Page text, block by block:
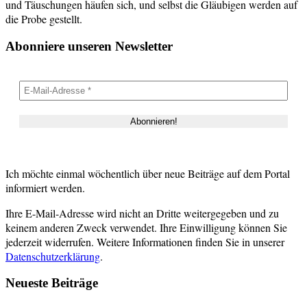
und Täuschungen häufen sich, und selbst die Gläubigen werden auf
die Probe gestellt.
Abonniere unseren Newsletter
Ich möchte einmal wöchentlich über neue Beiträge auf dem Portal
informiert werden.
Ihre E-Mail-Adresse wird nicht an Dritte weitergegeben und zu
keinem anderen Zweck verwendet. Ihre Einwilligung können Sie
jederzeit widerrufen. Weitere Informationen finden Sie in unserer
Datenschutzerklärung.
Neueste Beiträge